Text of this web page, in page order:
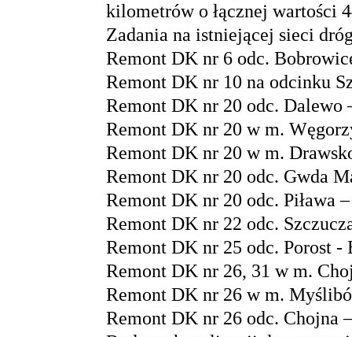
kilometrów o łącznej wartości
Zadania na istniejącej sieci
Remont DK nr 6 odc.
Remont DK nr 10 na odcinku
Remont DK nr 20 odc. Dalewo
Remont DK nr 20 w m.
Remont DK nr 20 w m.
Remont DK nr 20 odc. Gwda
Remont DK nr 20 odc. Piława
Remont DK nr 22 odc.
Remont DK nr 25 odc. Porost -
Remont DK nr 26, 31 w m.
Remont DK nr 26 w m.
Remont DK nr 26 odc. Chojna